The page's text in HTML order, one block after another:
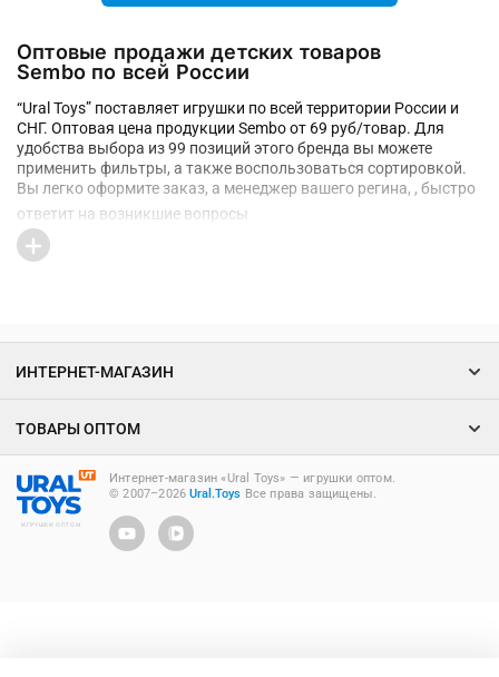
Оптовые продажи детских товаров
Sembo по всей России
“Ural Toys” поставляет игрушки по всей территории России и
СНГ. Оптовая цена продукции Sembo от 69 руб/товар. Для
удобства выбора из 99 позиций этого бренда вы можете
применить фильтры, а также воспользоваться сортировкой.
Вы легко оформите заказ, а менеджер вашего регина, , быстро
ответит на возникшие вопросы
ИГРУШКИ ОПТОМ
Интернет-магазин «Ural Toys» ― игрушки оптом.
© 2007–2026Ural.Toys Все права защищены.
ИНТЕРНЕТ-МАГАЗИН
ТОВАРЫ ОПТОМ